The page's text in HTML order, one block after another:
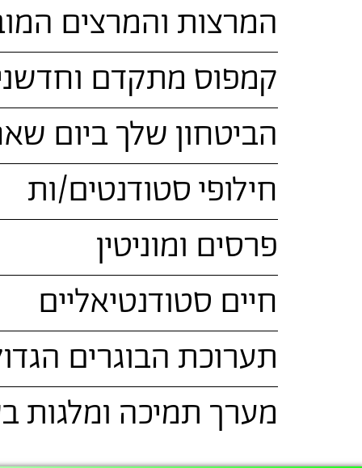
המרצות והמרצים
קמפוס מתקדם
הביטחון שלך ביום
חילופי סטודנטים/ות
פרסים ומוניטין
חיים סטודנטיאליים
תערוכת הבוגרים
מערך תמיכה ומלגות